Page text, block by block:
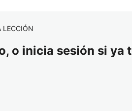
LECCIÓN
o inicia sesión si ya